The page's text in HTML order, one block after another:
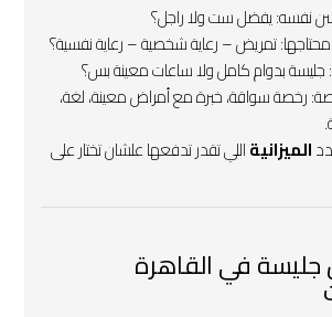
نفسه: يفضل ست ولا راجل؟
محتاجها: تمريض – رعاية شخصية – رعاية نفسية؟
جليسة بدوام كامل ولا ساعات معينة بس؟
رخصة سواقة، خبرة مع أمراض معينة، لغة،
الميزانيةاللي تقدر تدفعها علشان تختار على
في القاهرة